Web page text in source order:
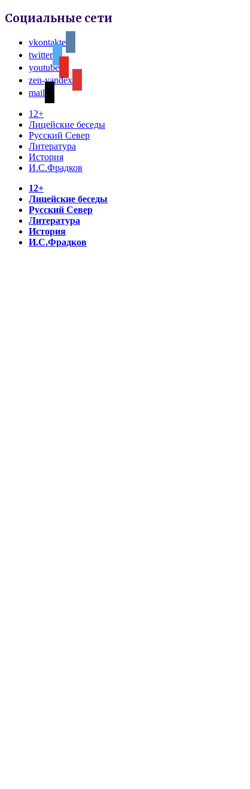
Социальные сети
vkontakte
twitter
youtube
zen-yandex
mail
12+
Лицейские беседы
Русский Север
Литература
История
И.С.Фрадков
12+
Лицейские беседы
Русский Север
Литература
История
И.С.Фрадков